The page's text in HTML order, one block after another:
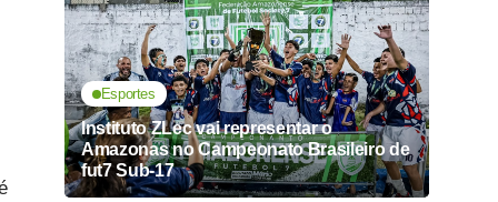
Esportes
Instituto ZLec vai representar o
Amazonas no Campeonato Brasileiro de
fut7 Sub-17